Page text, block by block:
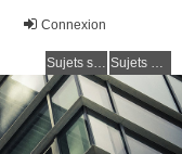
Connexion
Sujets sans réponse Sujets actifs